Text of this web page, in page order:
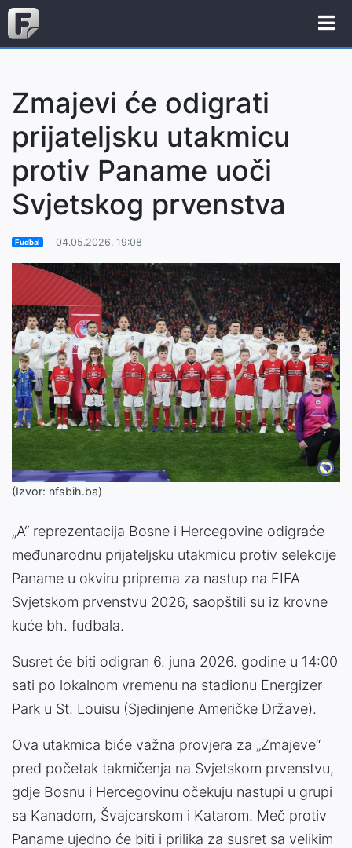
Zmajevi će odigrati
prijateljsku utakmicu
protiv Paname uoči
Svjetskog prvenstva
Fudbal 04.05.2026. 19:08
(Izvor: nfsbih.ba)
„A“ reprezentacija Bosne i Hercegovine odigraće
međunarodnu prijateljsku utakmicu protiv selekcije
Paname u okviru priprema za nastup na FIFA
Svjetskom prvenstvu 2026, saopštili su iz krovne
kuće bh. fudbala.
Susret će biti odigran 6. juna 2026. godine u 14:00
sati po lokalnom vremenu na stadionu Energizer
Park u St. Louisu (Sjedinjene Američke Države).
Ova utakmica biće važna provjera za „Zmajeve“
pred početak takmičenja na Svjetskom prvenstvu,
gdje Bosnu i Hercegovinu očekuju nastupi u grupi
sa Kanadom, Švajcarskom i Katarom. Meč protiv
Paname ujedno će biti i prilika za susret sa velikim